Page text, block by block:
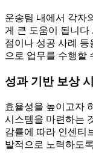
운송팀 내에서 각자
게 큰 도움이 됩니다
점이나 성공 사례
으로 업무를 수행할
성과 기반 보상
효율성을 높이고자
시스템을 마련하는
감률에 따라 인센티
발적으로 노력하도